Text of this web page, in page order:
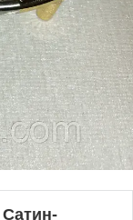
Сатин-